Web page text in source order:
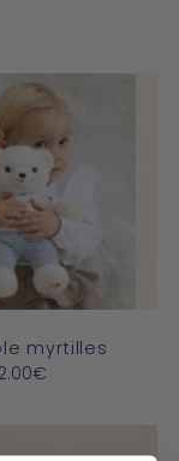
myrtilles